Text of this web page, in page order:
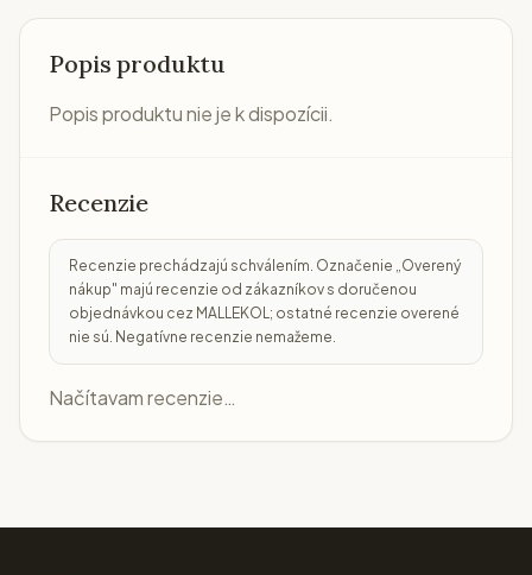
Popis produktu
Popis produktu nie je k dispozícii.
Recenzie
Recenzie prechádzajú schválením. Označenie „Overený
nákup" majú recenzie od zákazníkov s doručenou
objednávkou cez MALLEKOL; ostatné recenzie overené
nie sú. Negatívne recenzie nemažeme.
Načítavam recenzie…